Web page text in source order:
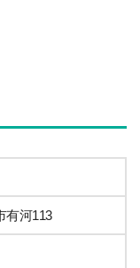
有河113